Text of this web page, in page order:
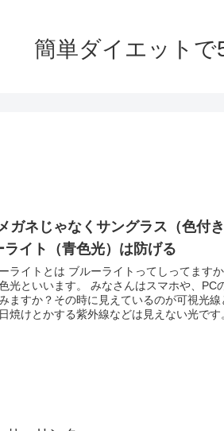
簡単ダイエットで
ガネじゃなくサングラス（色付
ライト（青色光）は防げる
ライトとは ブルーライトってしってます
光といいます。 みなさんはスマホや、PC
ますか？その時に見えているのが可視光
焼けとかする紫外線などは見えない光です